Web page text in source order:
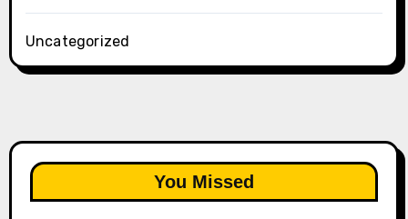
Uncategorized
You Missed